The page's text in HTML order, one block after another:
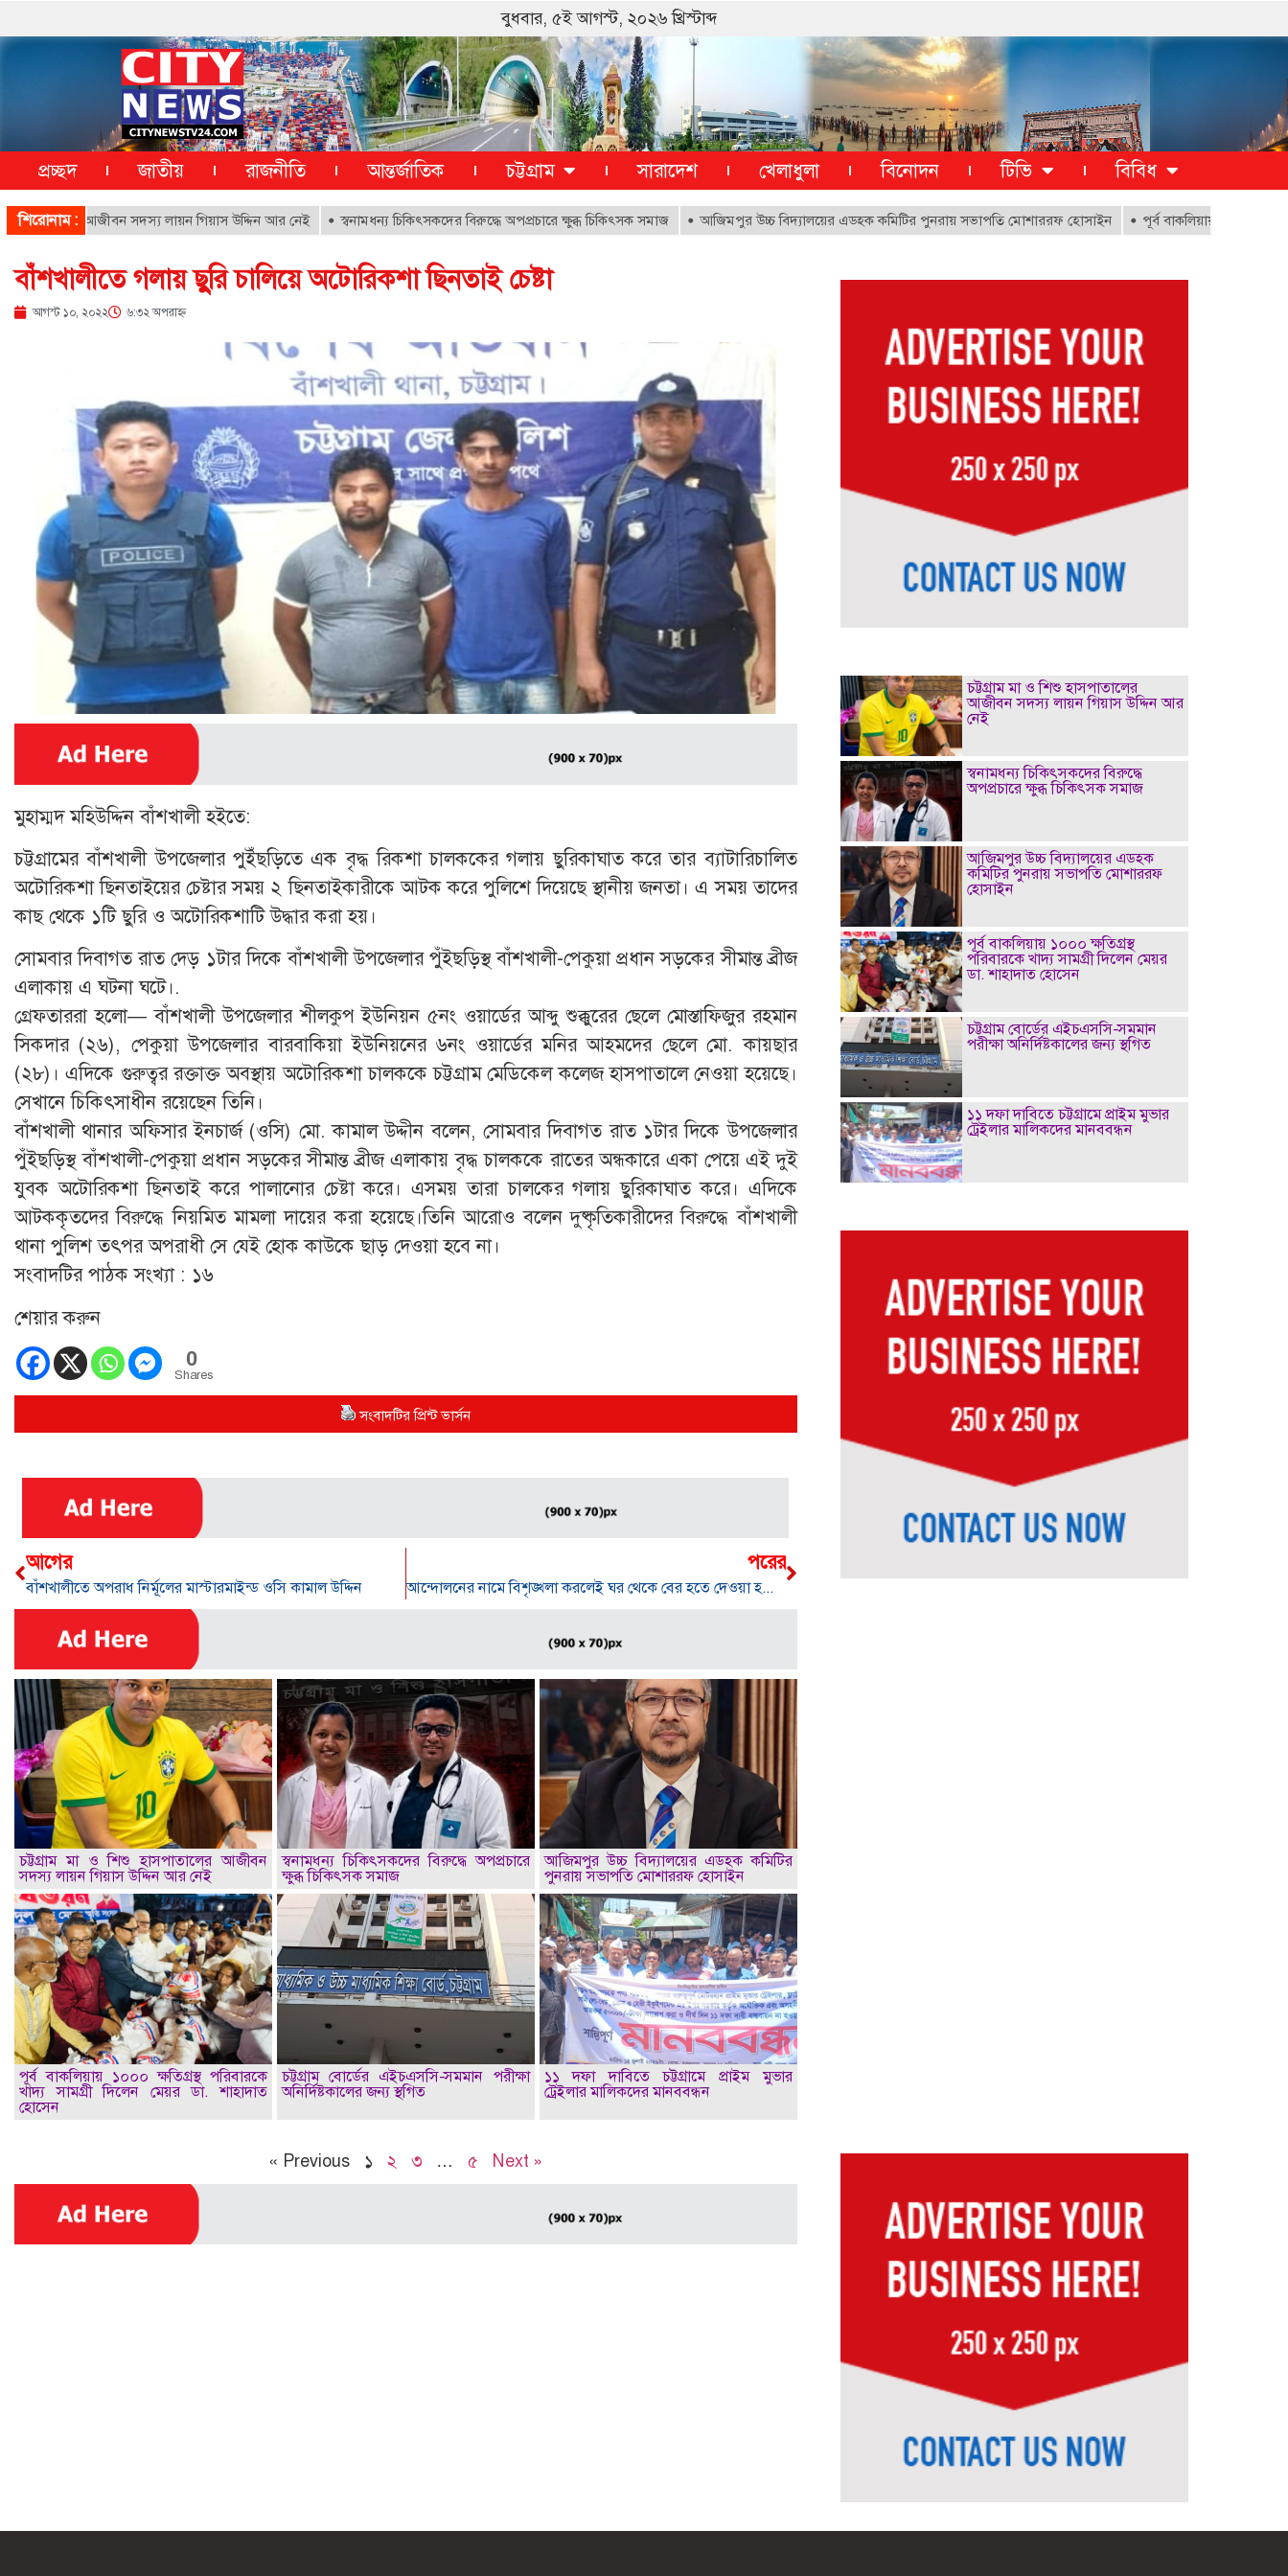
বুধবার, ৫ই আগস্ট, ২০২৬ খ্রিস্টাব্দ
প্রচ্ছদ জাতীয় রাজনীতি আন্তর্জাতিক চট্টগ্রাম সারাদেশ খেলাধুলা বিনোদন টিভি বিবিধ
শিরোনাম :আজীবন সদস্য লায়ন গিয়াস উদ্দিন আর নেই স্বনামধন্য চিকিৎসকদের বিরুদ্ধে অপপ্রচারে ক্ষুব্ধ চিকিৎসক সমাজ আজিমপুর উচ্চ বিদ্যালয়ের এডহক কমিটির পুনরায় সভাপতি মোশাররফ হোসাইন পূর্ব বাকলিয়ায় ১০০০ ক্ষতিগ্রস্থ
বাঁশখালীতে গলায় ছুরি চালিয়ে অটোরিকশা ছিনতাই চেষ্টা
আগস্ট ১০, ২০২২ ৬:৩২ অপরাহ্ণ
মুহাম্মদ মহিউদ্দিন বাঁশখালী হইতে:
চট্টগ্রামের বাঁশখালী উপজেলার পুইঁছড়িতে এক বৃদ্ধ রিকশা চালককের গলায় ছুরিকাঘাত করে তার ব্যাটারিচালিত
অটোরিকশা ছিনতাইয়ের চেষ্টার সময় ২ ছিনতাইকারীকে আটক করে পুলিশে দিয়েছে স্থানীয় জনতা। এ সময় তাদের
কাছ থেকে ১টি ছুরি ও অটোরিকশাটি উদ্ধার করা হয়।
সোমবার দিবাগত রাত দেড় ১টার দিকে বাঁশখালী উপজেলার পুঁইছড়িস্থ বাঁশখালী-পেকুয়া প্রধান সড়কের সীমান্ত ব্রীজ
এলাকায় এ ঘটনা ঘটে।.
গ্রেফতাররা হলো— বাঁশখালী উপজেলার শীলকুপ ইউনিয়ন ৫নং ওয়ার্ডের আব্দু শুক্কুরের ছেলে মোস্তাফিজুর রহমান
সিকদার (২৬), পেকুয়া উপজেলার বারবাকিয়া ইউনিয়নের ৬নং ওয়ার্ডের মনির আহমদের ছেলে মো. কায়ছার
(২৮)। এদিকে গুরুত্বর রক্তাক্ত অবস্থায় অটোরিকশা চালককে চট্টগ্রাম মেডিকেল কলেজ হাসপাতালে নেওয়া হয়েছে।
সেখানে চিকিৎসাধীন রয়েছেন তিনি।
বাঁশখালী থানার অফিসার ইনচার্জ (ওসি) মো. কামাল উদ্দীন বলেন, সোমবার দিবাগত রাত ১টার দিকে উপজেলার
পুঁইছড়িস্থ বাঁশখালী-পেকুয়া প্রধান সড়কের সীমান্ত ব্রীজ এলাকায় বৃদ্ধ চালককে রাতের অন্ধকারে একা পেয়ে এই দুই
যুবক অটোরিকশা ছিনতাই করে পালানোর চেষ্টা করে। এসময় তারা চালকের গলায় ছুরিকাঘাত করে। এদিকে
আটককৃতদের বিরুদ্ধে নিয়মিত মামলা দায়ের করা হয়েছে।তিনি আরোও বলেন দুষ্কৃতিকারীদের বিরুদ্ধে বাঁশখালী
থানা পুলিশ তৎপর অপরাধী সে যেই হোক কাউকে ছাড় দেওয়া হবে না।
সংবাদটির পাঠক সংখ্যা : ১৬
শেয়ার করুন
0
Shares
সংবাদটির প্রিন্ট ভার্সন
আগের
বাঁশখালীতে অপরাধ নির্মূলের মাস্টারমাইন্ড ওসি কামাল উদ্দিন
পরের
আন্দোলনের নামে বিশৃঙ্খলা করলেই ঘর থেকে বের হতে দেওয়া হবে না -আব্দুল আজিম
চট্টগ্রাম মা ও শিশু হাসপাতালের আজীবন
সদস্য লায়ন গিয়াস উদ্দিন আর নেই
স্বনামধন্য চিকিৎসকদের বিরুদ্ধে অপপ্রচারে
ক্ষুব্ধ চিকিৎসক সমাজ
আজিমপুর উচ্চ বিদ্যালয়ের এডহক কমিটির
পুনরায় সভাপতি মোশাররফ হোসাইন
পূর্ব বাকলিয়ায় ১০০০ ক্ষতিগ্রস্থ পরিবারকে
খাদ্য সামগ্রী দিলেন মেয়র ডা. শাহাদাত
হোসেন
চট্টগ্রাম বোর্ডের এইচএসসি-সমমান পরীক্ষা
অনির্দিষ্টকালের জন্য স্থগিত
১১ দফা দাবিতে চট্টগ্রামে প্রাইম মুভার
ট্রেইলার মালিকদের মানববন্ধন
« Previous ১ ২ ৩ … ৫ Next »
চট্টগ্রাম মা ও শিশু হাসপাতালের
আজীবন সদস্য লায়ন গিয়াস উদ্দিন আর
নেই
স্বনামধন্য চিকিৎসকদের বিরুদ্ধে
অপপ্রচারে ক্ষুব্ধ চিকিৎসক সমাজ
আজিমপুর উচ্চ বিদ্যালয়ের এডহক
কমিটির পুনরায় সভাপতি মোশাররফ
হোসাইন
পূর্ব বাকলিয়ায় ১০০০ ক্ষতিগ্রস্থ
পরিবারকে খাদ্য সামগ্রী দিলেন মেয়র
ডা. শাহাদাত হোসেন
চট্টগ্রাম বোর্ডের এইচএসসি-সমমান
পরীক্ষা অনির্দিষ্টকালের জন্য স্থগিত
১১ দফা দাবিতে চট্টগ্রামে প্রাইম মুভার
ট্রেইলার মালিকদের মানববন্ধন